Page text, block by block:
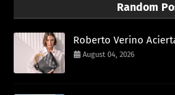
Random
Roberto Verino
August 04, 2026